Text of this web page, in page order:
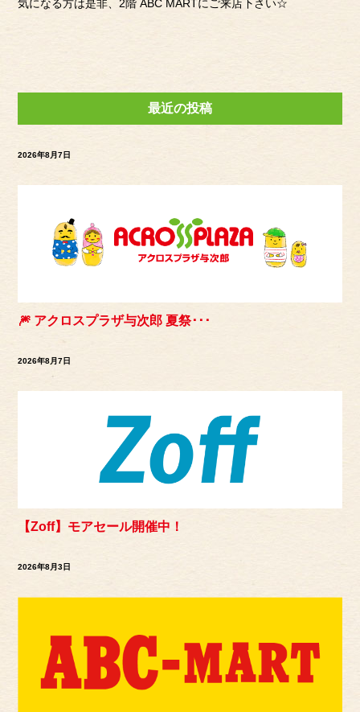
気になる方は是非、2階 ABC MARTにご来店下さい☆
最近の投稿
2026年8月7日
🎆 アクロスプラザ与次郎 夏祭･･･
2026年8月7日
【Zoff】モアセール開催中！
2026年8月3日